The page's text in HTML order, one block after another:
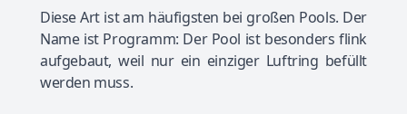
Diese Art ist am häufigsten bei großen Pools. Der
Name ist Programm: Der Pool ist besonders flink
aufgebaut, weil nur ein einziger Luftring befüllt
werden muss.